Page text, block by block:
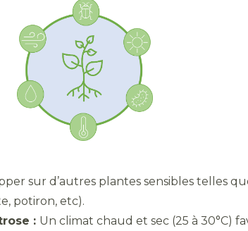
sur d’autres plantes sensibles telles
potiron, etc).
: Un climat chaud et sec (25 à 30°C)